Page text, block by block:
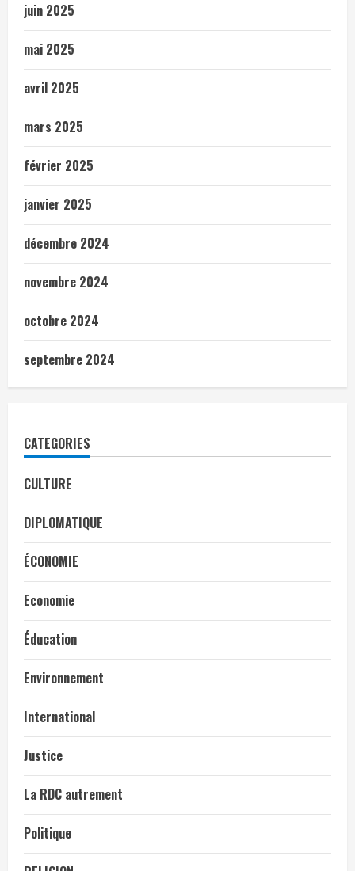
juin 2025
mai 2025
avril 2025
mars 2025
février 2025
janvier 2025
décembre 2024
novembre 2024
octobre 2024
septembre 2024
CATEGORIES
CULTURE
DIPLOMATIQUE
ÉCONOMIE
Economie
Éducation
Environnement
International
Justice
La RDC autrement
Politique